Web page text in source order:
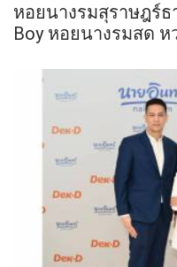
หอยนางรมสุราษฎร์ธ
Boy หอยนางรมสด